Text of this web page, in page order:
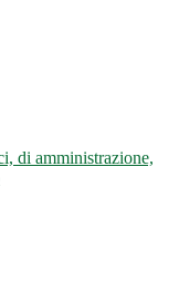
di amministrazione,